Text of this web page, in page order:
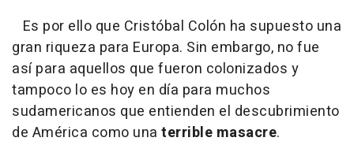
Es por ello que Cristóbal Colón ha supuesto una
gran riqueza para Europa. Sin embargo, no fue
así para aquellos que fueron colonizados y
tampoco lo es hoy en día para muchos
sudamericanos que entienden el descubrimiento
de América como una terrible masacre.